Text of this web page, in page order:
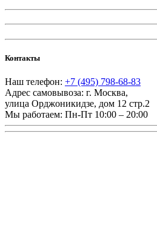
Контакты
Наш телефон: +7 (495) 798-68-83
Адрес самовывоза: г. Москва,
улица Орджоникидзе, дом 12 стр.2
Мы работаем: Пн-Пт 10:00 – 20:00